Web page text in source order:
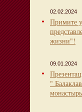
02.02.2024
Примите
жизни"!
09.01.2024
"